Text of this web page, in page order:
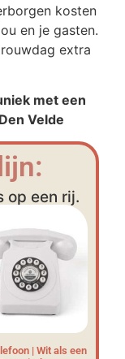
kosten
en je gasten.
extra
met een
Velde
op een rij.
| Wit als een